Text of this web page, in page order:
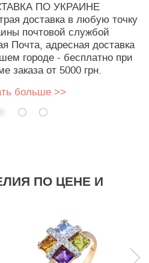
ПО УКРАИНЕ
доставка в любую точку
почтовой службой
Почта, адресная доставка
городе - бесплатно при
заказа от 5000 грн.
больше >>
ПО ЦЕНЕ И